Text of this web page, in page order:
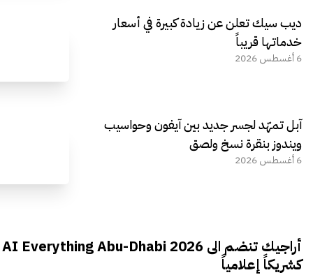
ديب سيك تعلن عن زيادة كبيرة في أسعار
خدماتها قريباً
6 أغسطس 2026
آبل تمهّد لجسر جديد بين آيفون وحواسيب
ويندوز بنقرة نسخ ولصق
6 أغسطس 2026
أراجيك تنضم الى AI Everything Abu-Dhabi 2026
كشريكاً إعلامياً